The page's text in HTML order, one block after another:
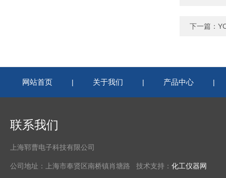
下一篇：
网站首页 | 关于我们 | 产品中心 |
联系我们
上海郓曹电子科技有限公司
公司地址：上海市奉贤区南桥镇肖塘路 技术支持： 化工仪器网